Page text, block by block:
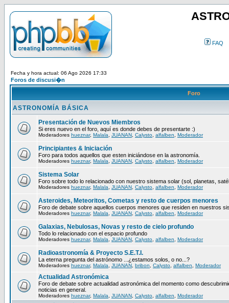
FAQ
Fecha y hora actual: 06 Ago 2026 17:33
Foros de discusi�n
Foro
ASTRONOMÍA BÁSICA
Presentación de Nuevos Miembros
Si eres nuevo en el foro, aquí es donde debes de presentarte :)
Moderadores hueznar, Malala JUANAN Calysto alfalben Moderador
Principiantes & Iniciación
Foro para todos aquellos que esten iniciándose en la astronomía.
Moderadores hueznar, Malala JUANAN Calysto alfalben Moderador
Sistema Solar
Foro sobre todo lo relacionado con nuestro sistema solar (sol, planetas,
Moderadores hueznar, Malala JUANAN Calysto alfalben Moderador
Asteroides, Meteoritos, Cometas y resto de cuerpos menores
Foro de debate sobre aquellos cuerpos menores que residen en nuestros
Moderadores hueznar, Malala JUANAN Calysto alfalben Moderador
Galaxias, Nebulosas, Novas y resto de cielo profundo
Todo lo relacionado con el espacio profundo
Moderadores hueznar, Malala JUANAN Calysto alfalben Moderador
Radioastronomía & Proyecto S.E.T.I.
La eterna pregunta del astrónomo ...¿estamos solos, o no...?
Moderadores hueznar, Malala JUANAN bribon Calysto alfalben Moderador
Actualidad Astronómica
Foro de debate sobre actualidad astronómica del momento como
noticias en general.
Moderadores hueznar, Malala JUANAN Calysto alfalben Moderador